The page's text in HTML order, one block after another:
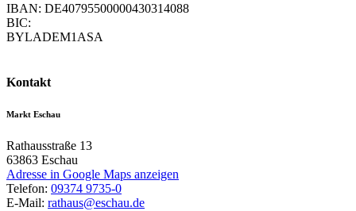
IBAN: DE40795500000430314088
BIC:
BYLADEM1ASA
Kontakt
Markt Eschau
Rathausstraße 13
63863 Eschau
Adresse in Google Maps anzeigen
Telefon: 09374 9735-0
E-Mail: rathaus@eschau.de